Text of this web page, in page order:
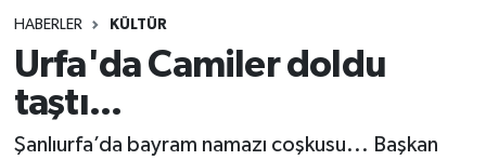
HABERLER KÜLTÜR
Urfa'da Camiler doldu
taştı...
Şanlıurfa’da bayram namazı coşkusu... Başkan
Gündem
Kültür
Tüm Manşetler
Son Dakika Haberleri